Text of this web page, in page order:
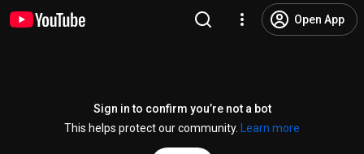
Open App
Sign in to confirm you’re not a bot
This helps protect our community.
Learn more